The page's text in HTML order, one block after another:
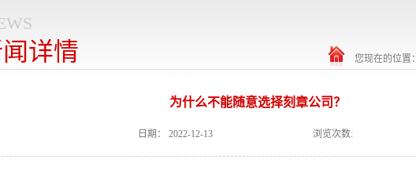
详情
您现在的位置：
为什么不能随意选择刻章公司？
日期： 2022-12-13 浏览次数: